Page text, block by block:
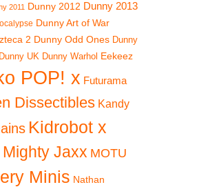
2011 Dunny 2012 Dunny 2013
Dunny Art of War
2 Dunny Odd Ones Dunny
Dunny UK Dunny Warhol Eekeez
POP! x Futurama
Dissectibles Kandy
Kidrobot x
Mighty Jaxx MOTU
Minis Nathan